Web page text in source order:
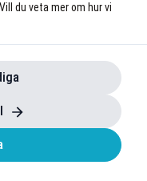
du veta mer om hur vi